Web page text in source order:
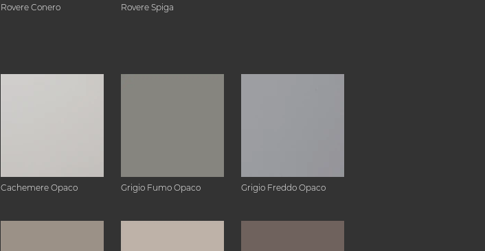
Rovere Conero Rovere Spiga
Cachemere Opaco Grigio Fumo Opaco Grigio Freddo Opaco